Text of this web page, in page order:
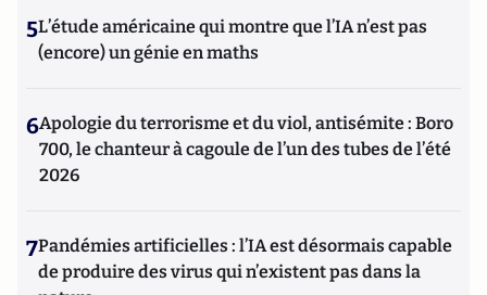
5L’étude américaine qui montre que l’IA n’est pas
(encore) un génie en maths
6Apologie du terrorisme et du viol, antisémite : Boro
700, le chanteur à cagoule de l’un des tubes de l’été
2026
7Pandémies artificielles : l’IA est désormais capable
de produire des virus qui n’existent pas dans la